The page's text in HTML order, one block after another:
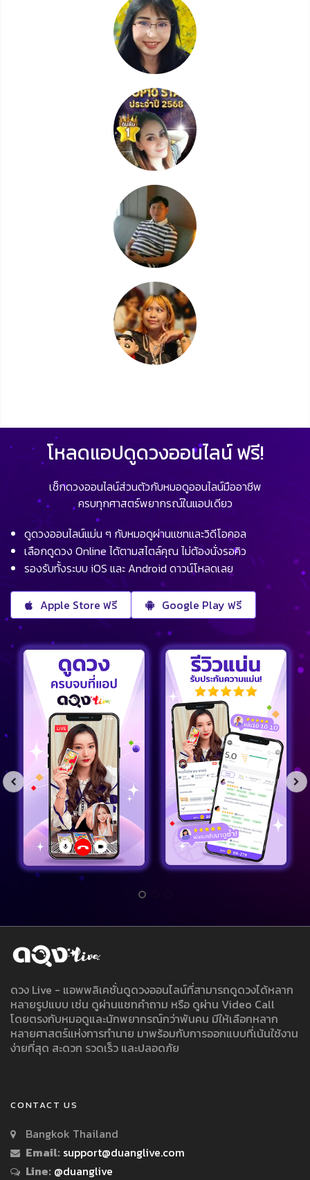
โหลดแอปดูดวงออนไลน์ ฟรี!
เช็กดวงออนไลน์ส่วนตัวกับหมอดูออนไลน์มืออาชีพ
ครบทุกศาสตร์พยากรณ์ในแอปเดียว
ดูดวงออนไลน์แม่น ๆ กับหมอดูผ่านแชทและวิดีโอคอล
เลือกดูดวง Online ได้ตามสไตล์คุณ ไม่ต้องนั่งรอคิว
รองรับทั้งระบบ iOS และ Android ดาวน์โหลดเลย
Apple Store ฟรี Google Play ฟรี
ดวง Live - แอพพลิเคชั่นดูดวงออนไลน์ที่สามารถดูดวงได้หลาก
หลายรูปแบบ เช่น ดูผ่านแชทคำถาม หรือ ดูผ่าน Video Call
โดยตรงกับหมอดูและนักพยากรณ์กว่าพันคน มีให้เลือกหลาก
หลายศาสตร์แห่งการทำนาย มาพร้อมกับการออกแบบที่เน้นใช้งาน
ง่ายที่สุด สะดวก รวดเร็ว และปลอดภัย
CONTACT US
Bangkok Thailand
Email: support@duanglive.com
Line: @duanglive